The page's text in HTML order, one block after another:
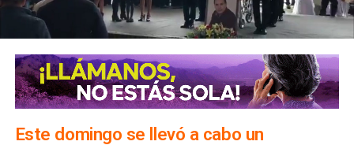
Este domingo se llevó a cabo un